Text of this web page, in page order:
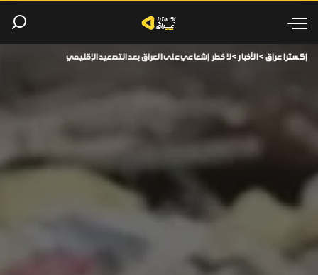
إكسترا عراق >الأخبار>لا خطر إشعاعي على العراق بعد التصعيد الإقليمي